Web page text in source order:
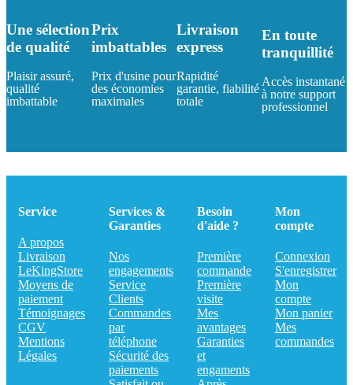
Une sélection
de qualité
Plaisir assuré,
qualité
imbattable
Prix
imbattables
Prix d'usine pour
des économies
maximales
Livraison
express
Rapidité
garantie, fiabilité
totale
En toute
tranquillité
Accès instantané
à notre support
professionnel
Service
A propos
Livraison
LeKingStore
Moyens de
paiement
Témoignages
CGV
Mentions
Légales
Services &
Garanties
Nos
engagements
Service
Clients
Commandes
par
téléphone
Sécurité des
paiements
Besoin
d'aide ?
Première
commande
Première
visite
Mes
avantages
Garanties
et
engaments
Mon
compte
Connexion
S'enregistrer
Mon
compte
Mon panier
Mes
commandes